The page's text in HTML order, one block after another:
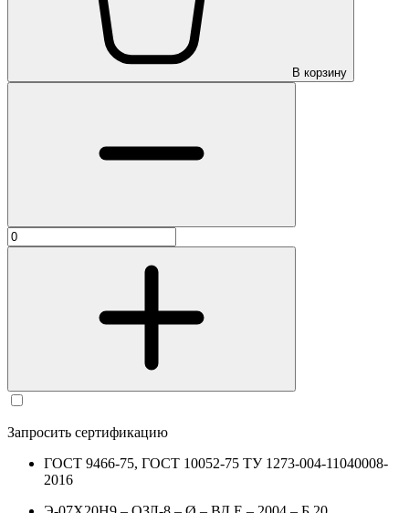
В корзину
Запросить сертификацию
ГОСТ 9466-75, ГОСТ 10052-75 ТУ 1273-004-11040008-
2016